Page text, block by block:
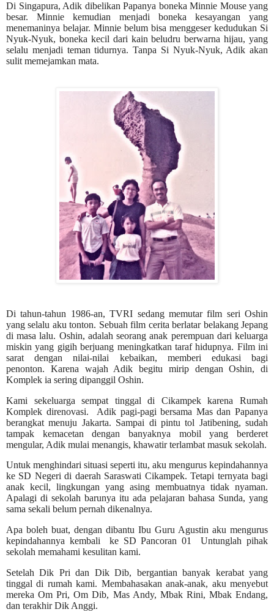
Di Singapura, Adik dibelikan Papanya boneka Minnie Mouse yang
besar. Minnie kemudian menjadi boneka kesayangan yang
menemaninya belajar. Minnie belum bisa menggeser kedudukan Si
Nyuk-Nyuk, boneka kecil dari kain beludru berwarna hijau, yang
selalu menjadi teman tidurnya. Tanpa Si Nyuk-Nyuk, Adik akan
sulit memejamkan mata.
Di tahun-tahun 1986-an, TVRI sedang memutar film seri Oshin
yang selalu aku tonton. Sebuah film cerita berlatar belakang Jepang
di masa lalu. Oshin, adalah seorang anak perempuan dari keluarga
miskin yang gigih berjuang meningkatkan taraf hidupnya. Film ini
sarat dengan nilai-nilai kebaikan, memberi edukasi bagi
penonton.
Karena wajah Adik begitu mirip dengan Oshin, di
Komplek ia sering dipanggil Oshin.
Kami sekeluarga sempat tinggal di Cikampek karena Rumah
Komplek direnovasi. Adik pagi-pagi bersama Mas dan Papanya
berangkat menuju Jakarta. Sampai di pintu tol Jatibening, sudah
tampak kemacetan dengan banyaknya mobil yang berderet
mengular, Adik mulai menangis, khawatir terlambat masuk sekolah.
Untuk menghindari situasi seperti itu, aku mengurus kepindahannya
ke SD Negeri di daerah Saraswati Cikampek. Tetapi ternyata bagi
anak kecil, lingkungan yang asing membuatnya tidak nyaman.
Apalagi di sekolah barunya itu ada pelajaran bahasa Sunda, yang
sama sekali belum pernah dikenalnya.
Apa boleh buat, dengan dibantu Ibu Guru Agustin aku mengurus
kepindahannya kembali ke SD Pancoran 01 Untunglah pihak
sekolah memahami kesulitan kami.
Setelah Dik Pri dan Dik Dib, bergantian banyak kerabat yang
tinggal di rumah kami. Membahasakan anak-anak, aku menyebut
mereka Om Pri, Om Dib, Mas Andy, Mbak Rini, Mbak Endang,
dan terakhir Dik Anggi.